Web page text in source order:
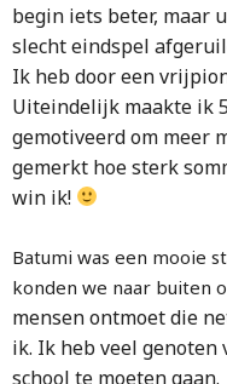
begin iets beter, maar
slecht eindspel
Ik heb door een
Uiteindelijk maakte ik
gemotiveerd om meer
gemerkt hoe sterk
win ik!
Batumi was een mooie
konden we naar buiten
mensen ontmoet die
ik. Ik hebveel genoten
school te moeten gaan.